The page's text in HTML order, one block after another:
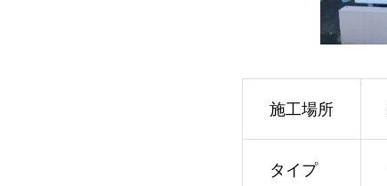
施工場所
タイプ